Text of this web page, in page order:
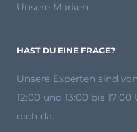
Unsere Marken
HAST DU EINE FRAGE?
Unsere Experten sind
12:00 und 13:00 bis
dich da.